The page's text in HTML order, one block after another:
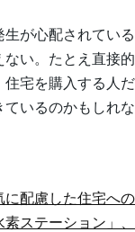
が心配されてい
い。たとえ直接
宅を購入する人
いるのかもしれ
に配慮した住宅へ
ステーション」